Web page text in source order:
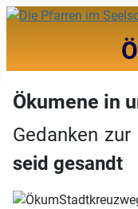
Ökumene in
Gedanken
seid gesandt